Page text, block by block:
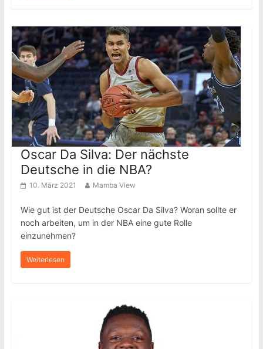
Oscar Da Silva: Der nächste
Deutsche in die NBA?
10. März 2021 Mamba View
Wie gut ist der Deutsche Oscar Da Silva? Woran sollte er
noch arbeiten, um in der NBA eine gute Rolle
einzunehmen?
Weiterlesen